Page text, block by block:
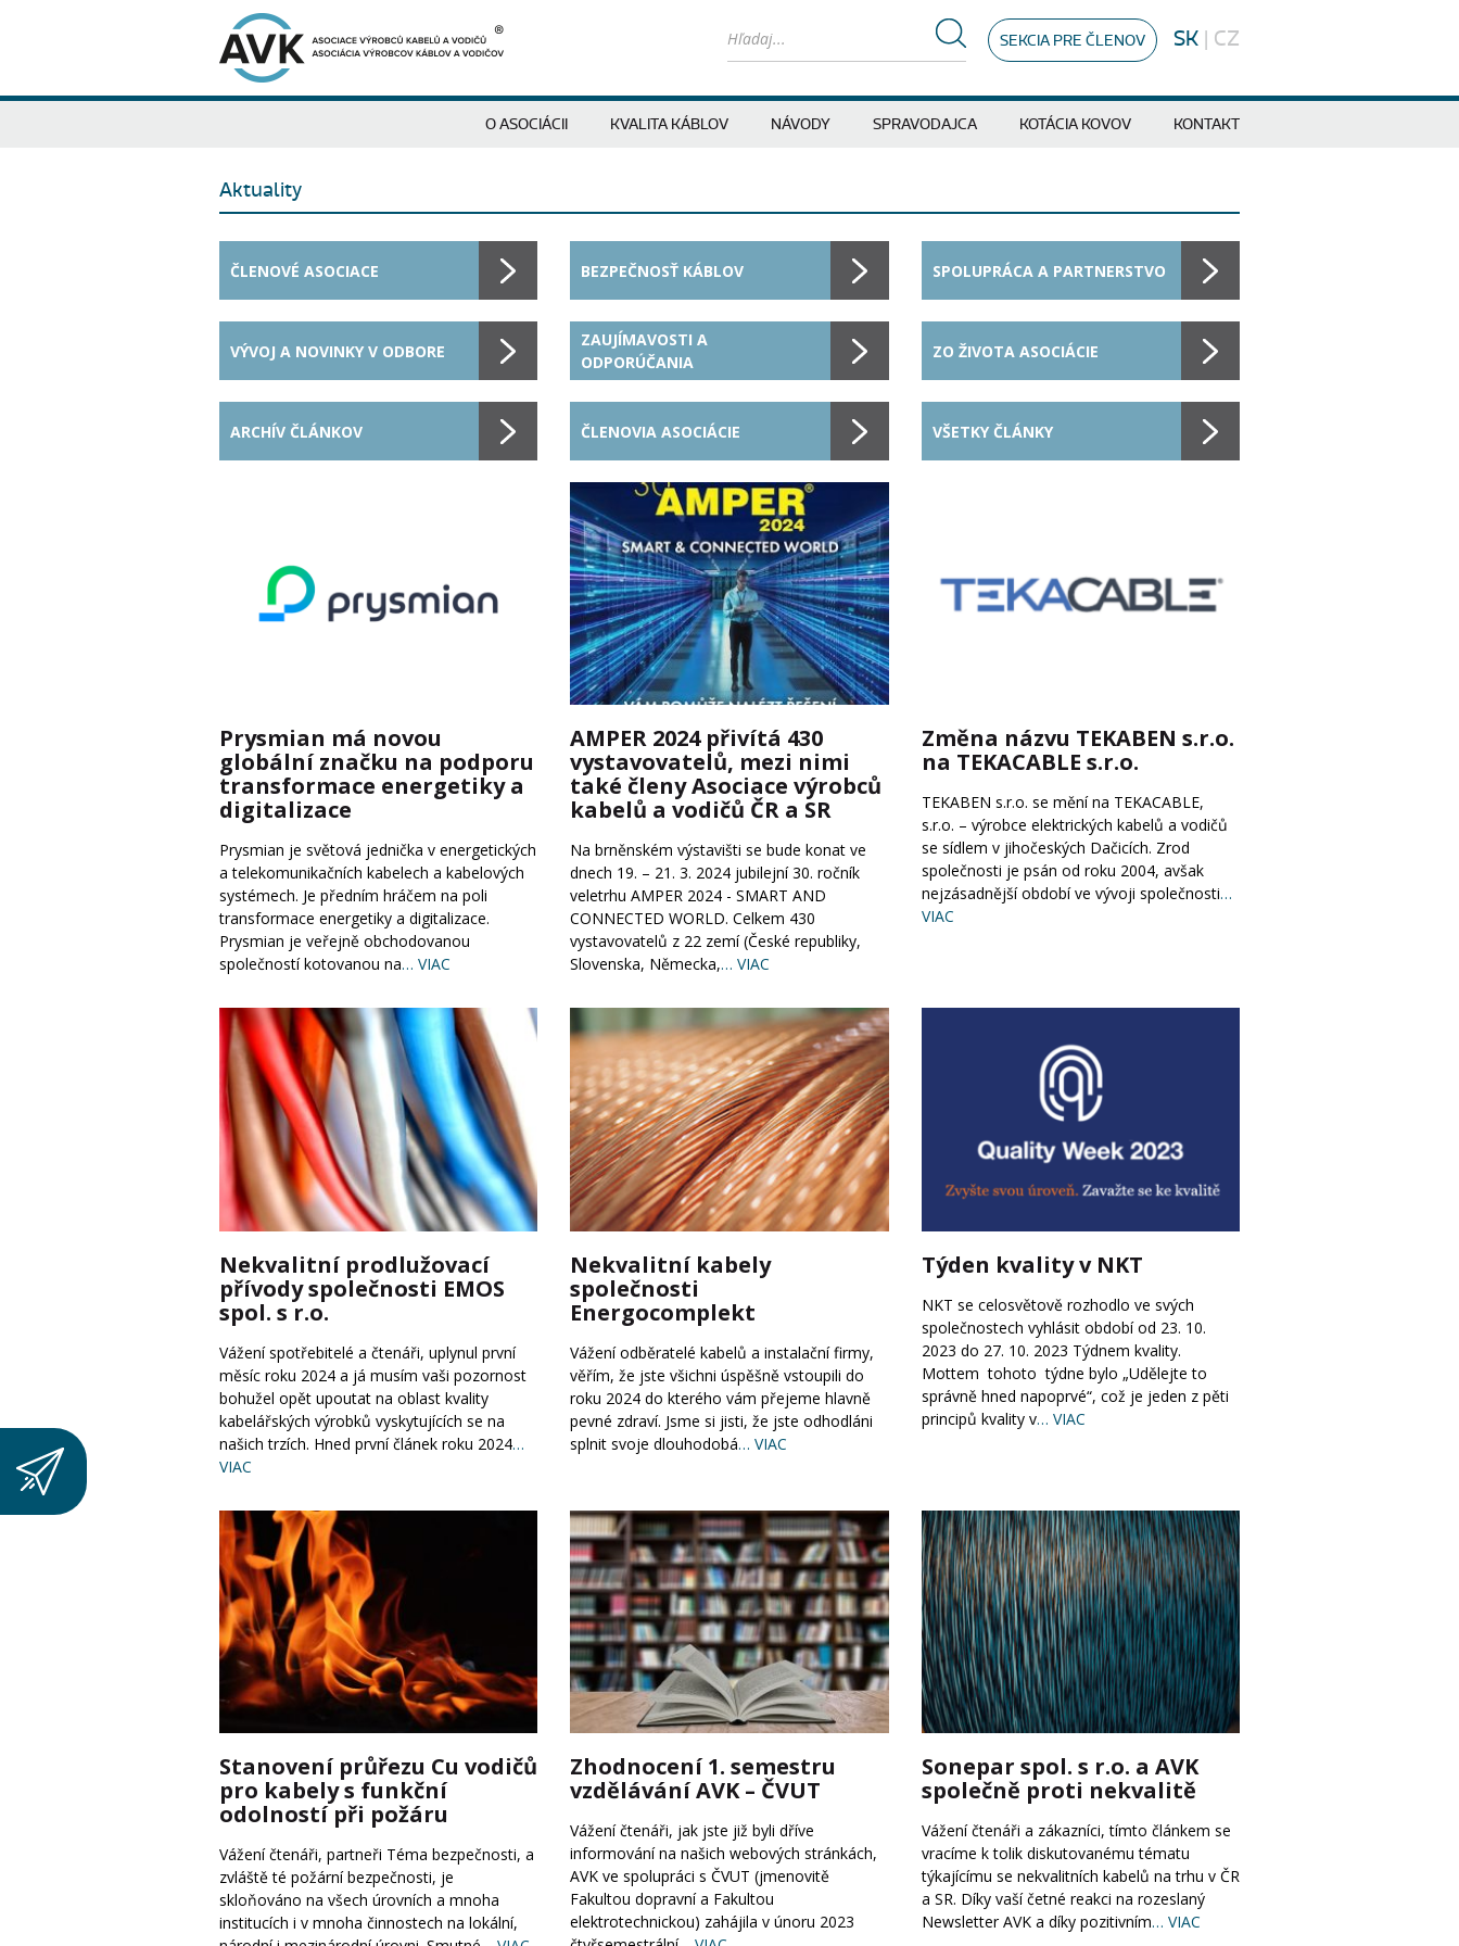
SEKCIA PRE ČLENOV SK | CZ
O ASOCIÁCII KVALITA KÁBLOV NÁVODY SPRAVODAJCA KOTÁCIA KOVOV KONTAKT
Aktuality
ČLENOVÉ ASOCIACE BEZPEČNOSŤ KÁBLOV SPOLUPRÁCA A PARTNERSTVO
VÝVOJ A NOVINKY V ODBORE
ZAUJÍMAVOSTI A
ODPORÚČANIA
ZO ŽIVOTA ASOCIÁCIE
ARCHÍV ČLÁNKOV ČLENOVIA ASOCIÁCIE VŠETKY ČLÁNKY
Prysmian má novou
globální značku na podporu
transformace energetiky a
digitalizace
Prysmian je světová jednička v energetických
a telekomunikačních kabelech a kabelových
systémech. Je předním hráčem na poli
transformace energetiky a digitalizace.
Prysmian je veřejně obchodovanou
společností kotovanou na… VIAC
AMPER 2024 přivítá 430
vystavovatelů, mezi nimi
také členy Asociace výrobců
kabelů a vodičů ČR a SR
Na brněnském výstavišti se bude konat ve
dnech 19. – 21. 3. 2024 jubilejní 30. ročník
veletrhu AMPER 2024 - SMART AND
CONNECTED WORLD. Celkem 430
vystavovatelů z 22 zemí (České republiky,
Slovenska, Německa,… VIAC
Změna názvu TEKABEN s.r.o.
na TEKACABLE s.r.o.
TEKABEN s.r.o. se mění na TEKACABLE,
s.r.o. – výrobce elektrických kabelů a vodičů
se sídlem v jihočeských Dačicích. Zrod
společnosti je psán od roku 2004, avšak
nejzásadnější období ve vývoji společnosti…
VIAC
Nekvalitní prodlužovací
přívody společnosti EMOS
spol. s r.o.
Vážení spotřebitelé a čtenáři, uplynul první
měsíc roku 2024 a já musím vaši pozornost
bohužel opět upoutat na oblast kvality
kabelářských výrobků vyskytujících se na
našich trzích. Hned první článek roku 2024…
VIAC
Nekvalitní kabely
společnosti
Energocomplekt
Vážení odběratelé kabelů a instalační firmy,
věřím, že jste všichni úspěšně vstoupili do
roku 2024 do kterého vám přejeme hlavně
pevné zdraví. Jsme si jisti, že jste odhodláni
splnit svoje dlouhodobá… VIAC
Týden kvality v NKT
NKT se celosvětově rozhodlo ve svých
společnostech vyhlásit období od 23. 10.
2023 do 27. 10. 2023 Týdnem kvality.
Mottem tohoto týdne bylo „Udělejte to
správně hned napoprvé“, což je jeden z pěti
principů kvality v… VIAC
Stanovení průřezu Cu vodičů
pro kabely s funkční
odolností při požáru
Vážení čtenáři, partneři Téma bezpečnosti, a
zvláště té požární bezpečnosti, je
skloňováno na všech úrovních a mnoha
institucích i v mnoha činnostech na lokální,
Zhodnocení 1. semestru
vzdělávání AVK – ČVUT
Vážení čtenáři, jak jste již byli dříve
informování na našich webových stránkách,
AVK ve spolupráci s ČVUT (jmenovitě
Fakultou dopravní a Fakultou
elektrotechnickou) zahájila v únoru 2023
Sonepar spol. s r.o. a AVK
společně proti nekvalitě
Vážení čtenáři a zákazníci, tímto článkem se
vracíme k tolik diskutovanému tématu
týkajícímu se nekvalitních kabelů na trhu v ČR
a SR. Díky vaší četné reakci na rozeslaný
Newsletter AVK a díky pozitivním… VIAC